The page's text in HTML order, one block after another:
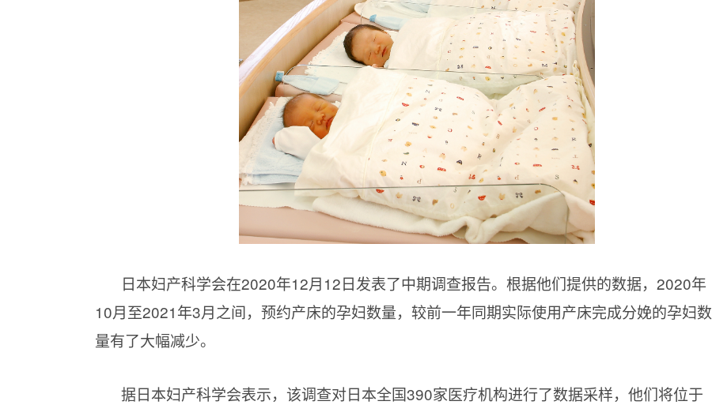
日本妇产科学会在2020年12月12日发表了中期调查报告。根据他们提供的数据，2020年
10月至2021年3月之间，预约产床的孕妇数量，较前一年同期实际使用产床完成分娩的孕妇数
量有了大幅减少。
据日本妇产科学会表示，该调查对日本全国390家医疗机构进行了数据采样，他们将位于